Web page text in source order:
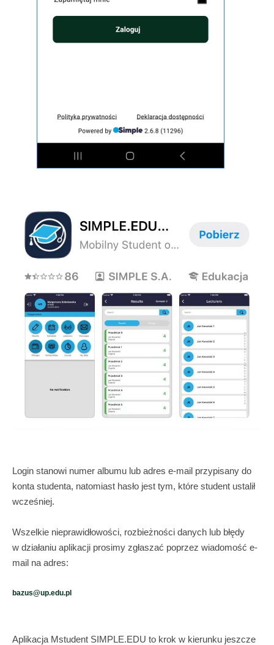
Login stanowi numer albumu lub adres e-mail przypisany do
konta studenta, natomiast hasło jest tym, które student ustalił
wcześniej.
Wszelkie nieprawidłowości, rozbieżności danych lub błędy
w działaniu aplikacji prosimy zgłaszać poprzez wiadomość e-
mail na adres:
bazus@up.edu.pl
Aplikacja Mstudent SIMPLE.EDU to krok w kierunku jeszcze